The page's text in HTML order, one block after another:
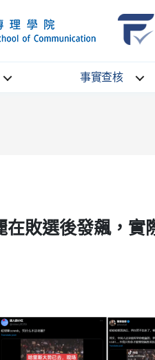
School
事實查核
敗選後發飆，實